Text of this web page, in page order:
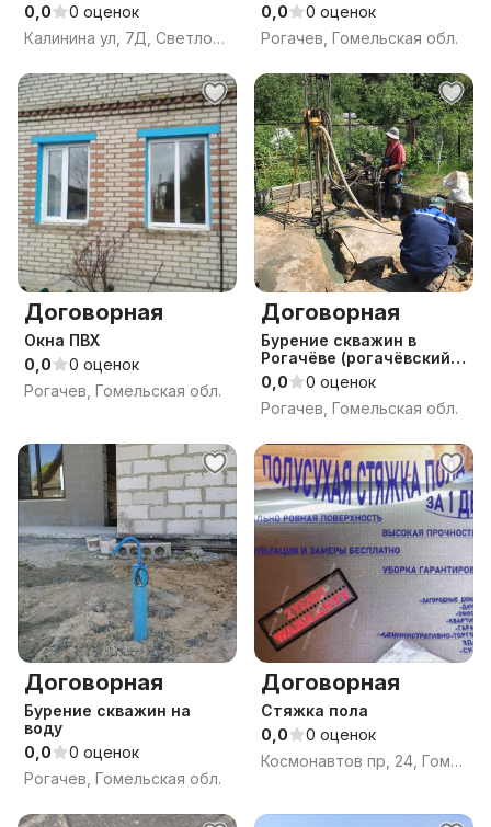
0,0
0 оценок
Калинина ул, 7Д, Светлогорск, Светлогорский район, Гомельская область
0,0
0 оценок
Рогачев, Гомельская обл.
Договорная
Окна ПВХ
0,0
0 оценок
Рогачев, Гомельская обл.
Договорная
Бурение скважин в
Рогачёве (рогачёвский
район)
0,0
0 оценок
Рогачев, Гомельская обл.
Договорная
Бурение скважин на
воду
0,0
0 оценок
Рогачев, Гомельская обл.
Договорная
Стяжка пола
0,0
0 оценок
Космонавтов пр, 24, Гомель, Гомельская область